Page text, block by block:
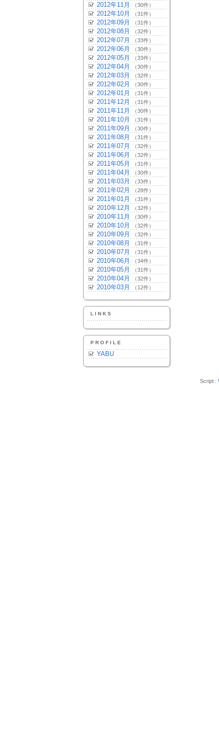
2012年11月 （30件）
2012年10月 （31件）
2012年09月 （31件）
2012年08月 （32件）
2012年07月 （33件）
2012年06月 （30件）
2012年05月 （33件）
2012年04月 （30件）
2012年03月 （32件）
2012年02月 （30件）
2012年01月 （31件）
2011年12月 （31件）
2011年11月 （30件）
2011年10月 （31件）
2011年09月 （30件）
2011年08月 （31件）
2011年07月 （32件）
2011年06月 （32件）
2011年05月 （31件）
2011年04月 （30件）
2011年03月 （33件）
2011年02月 （28件）
2011年01月 （31件）
2010年12月 （32件）
2010年11月 （30件）
2010年10月 （32件）
2010年09月 （32件）
2010年08月 （31件）
2010年07月 （31件）
2010年06月 （34件）
2010年05月 （31件）
2010年04月 （32件）
2010年03月 （12件）
LINKS
PROFILE
YABU
Script :